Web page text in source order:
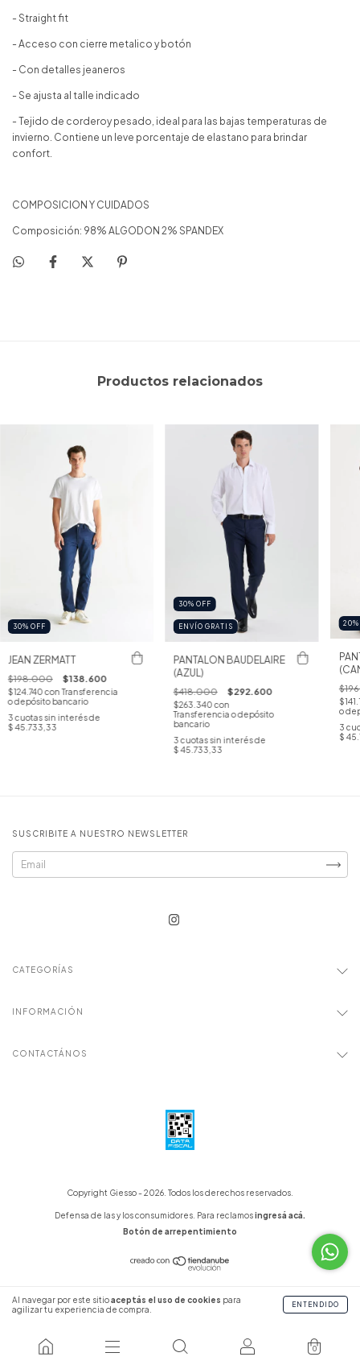
Al navegar por este sitioaceptás el uso de cookies para
agilizar tu experiencia de compra.
ENTENDIDO
0
- Straight fit
- Acceso con cierre metalico y botón
- Con detalles jeaneros
- Se ajusta al talle indicado
- Tejido de corderoy pesado, ideal para las bajas temperaturas de
invierno. Contiene un leve porcentaje de elastano para brindar
confort.
COMPOSICION Y CUIDADOS
Composición: 98% ALGODON 2% SPANDEX
Productos relacionados
30% OFF
JEAN ZERMATT
$198.000 $138.600
$124.740con Transferencia
o depósito bancario
3cuotas sin interés de
$ 45.733,33
30% OFF
ENVÍO GRATIS
PANTALON BAUDELAIRE
(AZUL)
$418.000 $292.600
$263.340con
Transferencia o depósito
bancario
3cuotas sin interés de
$ 45.733,33
20
o
3
$
SUSCRIBITE A NUESTRO NEWSLETTER
CATEGORÍAS
INFORMACIÓN
CONTACTÁNOS
Copyright Giesso - 2026. Todos los derechos reservados.
Defensa de las y los consumidores. Para reclamosingresá acá.
Botón de arrepentimiento